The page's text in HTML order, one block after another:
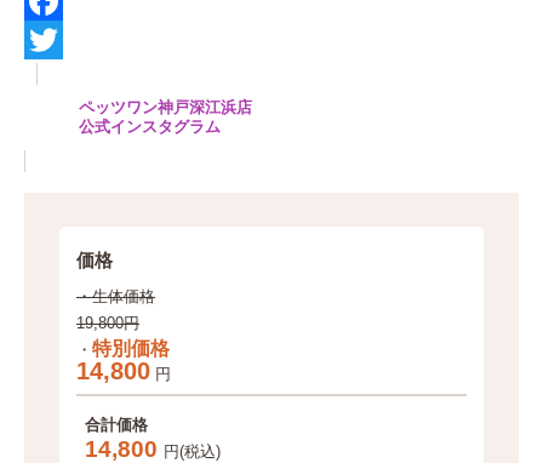
F
ei
ペッツワン神戸深江浜店
公式インスタグラム
価格
・生体価格
19,800円
・ 特別価格
14,800 円
合計価格
14,800 円(税込)